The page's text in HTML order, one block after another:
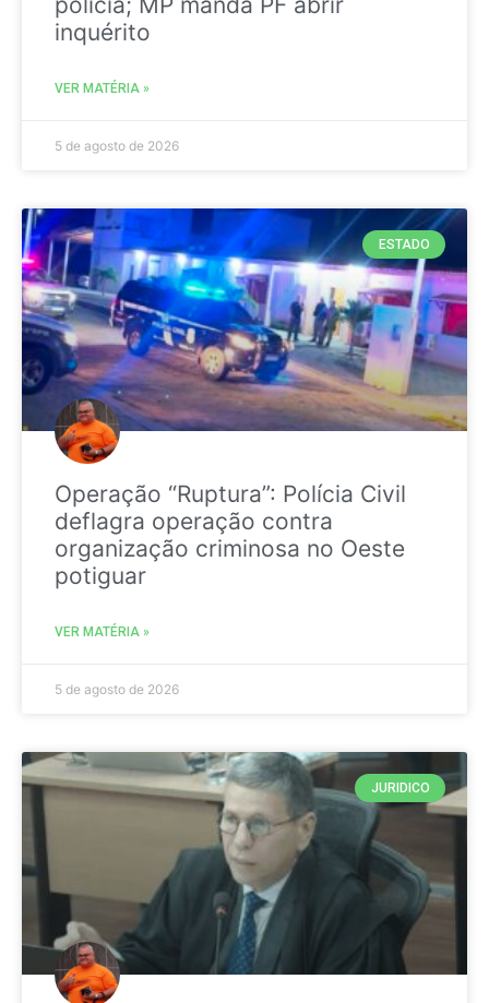
inquérito
VER MATÉRIA »
5 de agosto de 2026
ESTADO
Operação “Ruptura”: Polícia Civil
deflagra operação contra
organização criminosa no Oeste
potiguar
VER MATÉRIA »
5 de agosto de 2026
JURIDICO